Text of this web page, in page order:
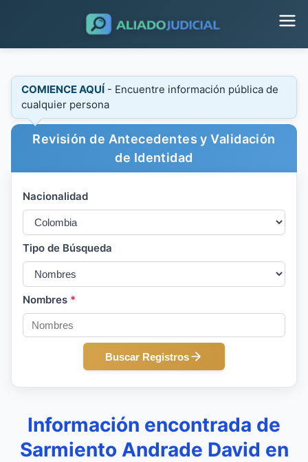
COMIENCE AQUÍ - Encuentre información pública de
cualquier persona
Revisión de Antecedentes y Validación
de Identidad
Nacionalidad
Tipo de Búsqueda
Nombres *
Buscar Registros
Información encontrada de
Sarmiento Andrade David en